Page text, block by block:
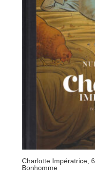
Charlotte Impératrice,
Bonhomme